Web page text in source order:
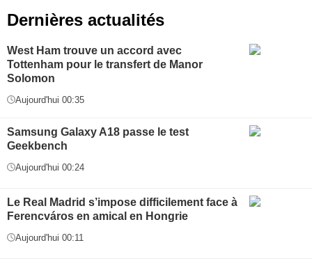
Dernières actualités
West Ham trouve un accord avec
Tottenham pour le transfert de Manor
Solomon
Aujourd'hui 00:35
Samsung Galaxy A18 passe le test
Geekbench
Aujourd'hui 00:24
Le Real Madrid s’impose difficilement face à
Ferencváros en amical en Hongrie
Aujourd'hui 00:11